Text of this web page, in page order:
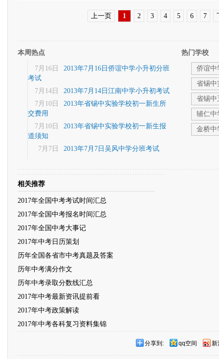
上一页 1 2 3 4 5 6 7
本周热点
7月16日
2013年7月16日侨谊中学小升初分班
考试
7月14日
2013年7月14日江南中学小升初考试
7月10日
2013年省锡中实验学校初一新生所
交费用
7月10日
2013年省锡中实验学校初一新生报
道须知
7月7日
2013年7月7日吴风中学分班考试
热门学校
侨谊中
省锡中
省锡中
辅仁中
金桥中
相关推荐
2017年全国中考考试时间汇总
2017年全国中考报名时间汇总
2017年全国中考大事记
2017年中考日历策划
历年全国各省市中考真题及答案
历年中考满分作文
历年中考录取分数线汇总
2017年中考最新资讯提前看
2017年中考政策解读
2017年中考各科复习资料集锦
分享到: qq空间 新